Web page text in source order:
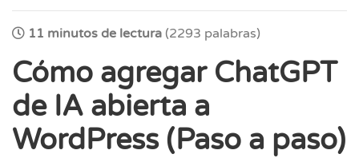
11 minutos de lectura (2293 palabras)
Cómo agregar ChatGPT
de IA abierta a
WordPress (Paso a paso)